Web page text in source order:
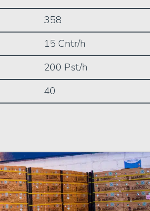
358
15 Cntr/h
200 Pst/h
40